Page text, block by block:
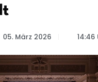
05. März 2026 14:46